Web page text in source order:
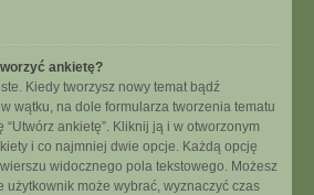
ankietę?
Kiedy tworzysz nowy temat bądź
wątku, na dole formularza tworzenia tematu
“Utwórz ankietę”. Kliknij ją i w otworzonym
i co najmniej dwie opcje. Każdą opcję
widocznego pola tekstowego. Możesz
użytkownik może wybrać, wyznaczyć czas